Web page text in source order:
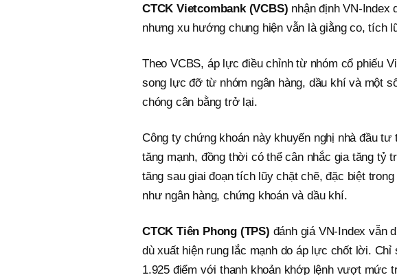
CTCK Vietcombank (VCBS) nhận định VN-
nhưng xu hướng chung hiện vẫn là giằng co, tích
Theo VCBS, áp lực điều chỉnh từ nhóm cổ phiếu
song lực đỡ từ nhóm ngân hàng, dầu khí và một
chóng cân bằng trở lại.
Công ty chứng khoán này khuyến nghị nhà đầu
tăng mạnh, đồng thời có thể cân nhắc gia tăng tỷ
tăng sau giai đoạn tích lũy chặt chẽ, đặc biệt
như ngân hàng, chứng khoán và dầu khí.
CTCK Tiên Phong (TPS) đánh giá VN-Index vẫn
dù xuất hiện rung lắc mạnh do áp lực chốt lời.
1.925 điểm với thanh khoản khớp lệnh vượt mức